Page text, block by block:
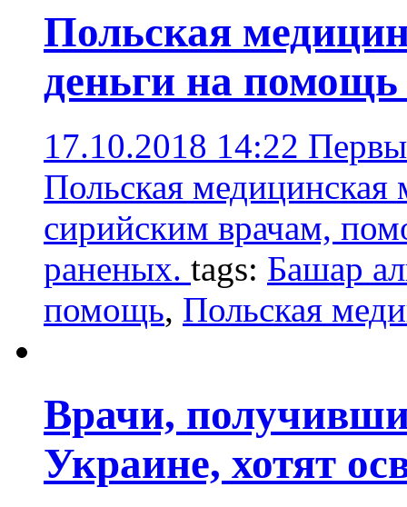
Польская
деньги на
17.10.2018 14:22
Польская медицинская
сирийским врачам,
раненых. tags: Башар
помощь, Польская
Врачи,
Украине, хотят